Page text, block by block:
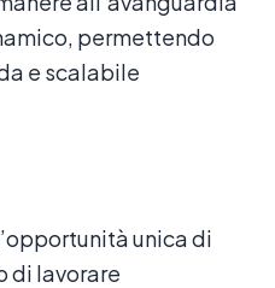
permettendo
e scalabile
unica di
di lavorare